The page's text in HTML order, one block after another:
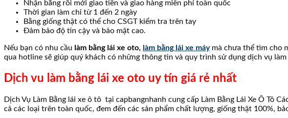
Nhận bằng rồi mới giao tiền và giao hàng miễn phí toàn quốc
Thời gian làm chỉ từ 1 đến 2 ngày
Bằng giống thật có thể cho CSGT kiểm tra trên tay
Đảm bảo độ tin cậy và bảo mật cao.
Nếu bạn có nhu cầu làm bằng lái xe oto, làm bằng lái xe máymà chưa thể tìm cho
qua hotline sẽ giúp quý khách có những thông tin và quy trình sử dụng dịch vụ
Dịch vu làm bằng lái xe oto uy tín giá rẻ nhất
Dịch Vụ Làm Bằng lái xe ô tô tại capbangnhanh cung cấp Làm Bằng Lái Xe Ô Tô
cả các loại trên toàn quốc, đem đến các sản phẩm chất lượng, giống thật 100%,